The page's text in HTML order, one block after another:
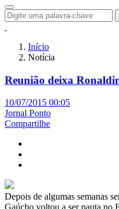
Início
Notícia
Reunião deixa
10/07/2015 00:05
Jornal Ponto
Compartilhe
Depois de algumas semanas